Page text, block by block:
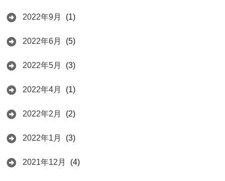
2022年9月 (1)
2022年6月 (5)
2022年5月 (3)
2022年4月 (1)
2022年2月 (2)
2022年1月 (3)
2021年12月 (4)